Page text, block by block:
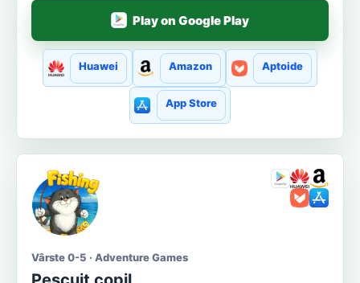
Play on Google Play
Huawei Amazon Aptoide
App Store
Vârste 0-5 · Adventure Games